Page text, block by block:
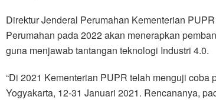
Direktur Jenderal Perumahan Kementerian
Perumahan pada 2022 akan menerapkan
guna menjawab tantangan teknologi Industri 4.0.
“Di 2021 Kementerian PUPR telah menguji
Yogyakarta, 12-31 Januari 2021. Rencananya,